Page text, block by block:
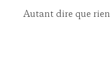
Autant dire que rien